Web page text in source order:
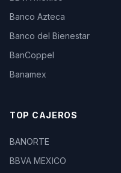
Banco Azteca
Banco del Bienestar
BanCoppel
Banamex
TOP CAJEROS
BANORTE
BBVA MEXICO